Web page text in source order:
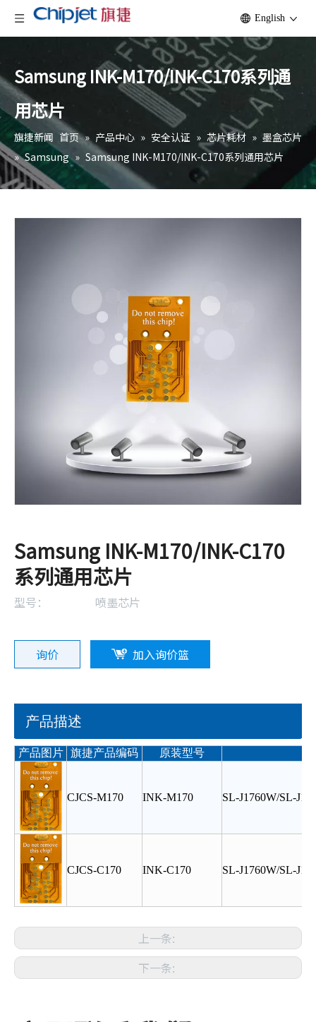
English
Samsung INK-M170/INK-C170系列通
用芯片
旗捷新闻 首页 » 产品中心 » 安全认证 » 芯片耗材 » 墨盒芯片
» Samsung » Samsung INK-M170/INK-C170系列通用芯片
Samsung INK-M170/INK-C170
系列通用芯片
型号： 喷墨芯片
询价 加入询价篮
产品描述
产品图片 旗捷产品编码 原装型号
CJCS-M170 INK-M170 SL-J1760W/SL-
CJCS-C170 INK-C170 SL-J1760W/SL-
上一条:
下一条: